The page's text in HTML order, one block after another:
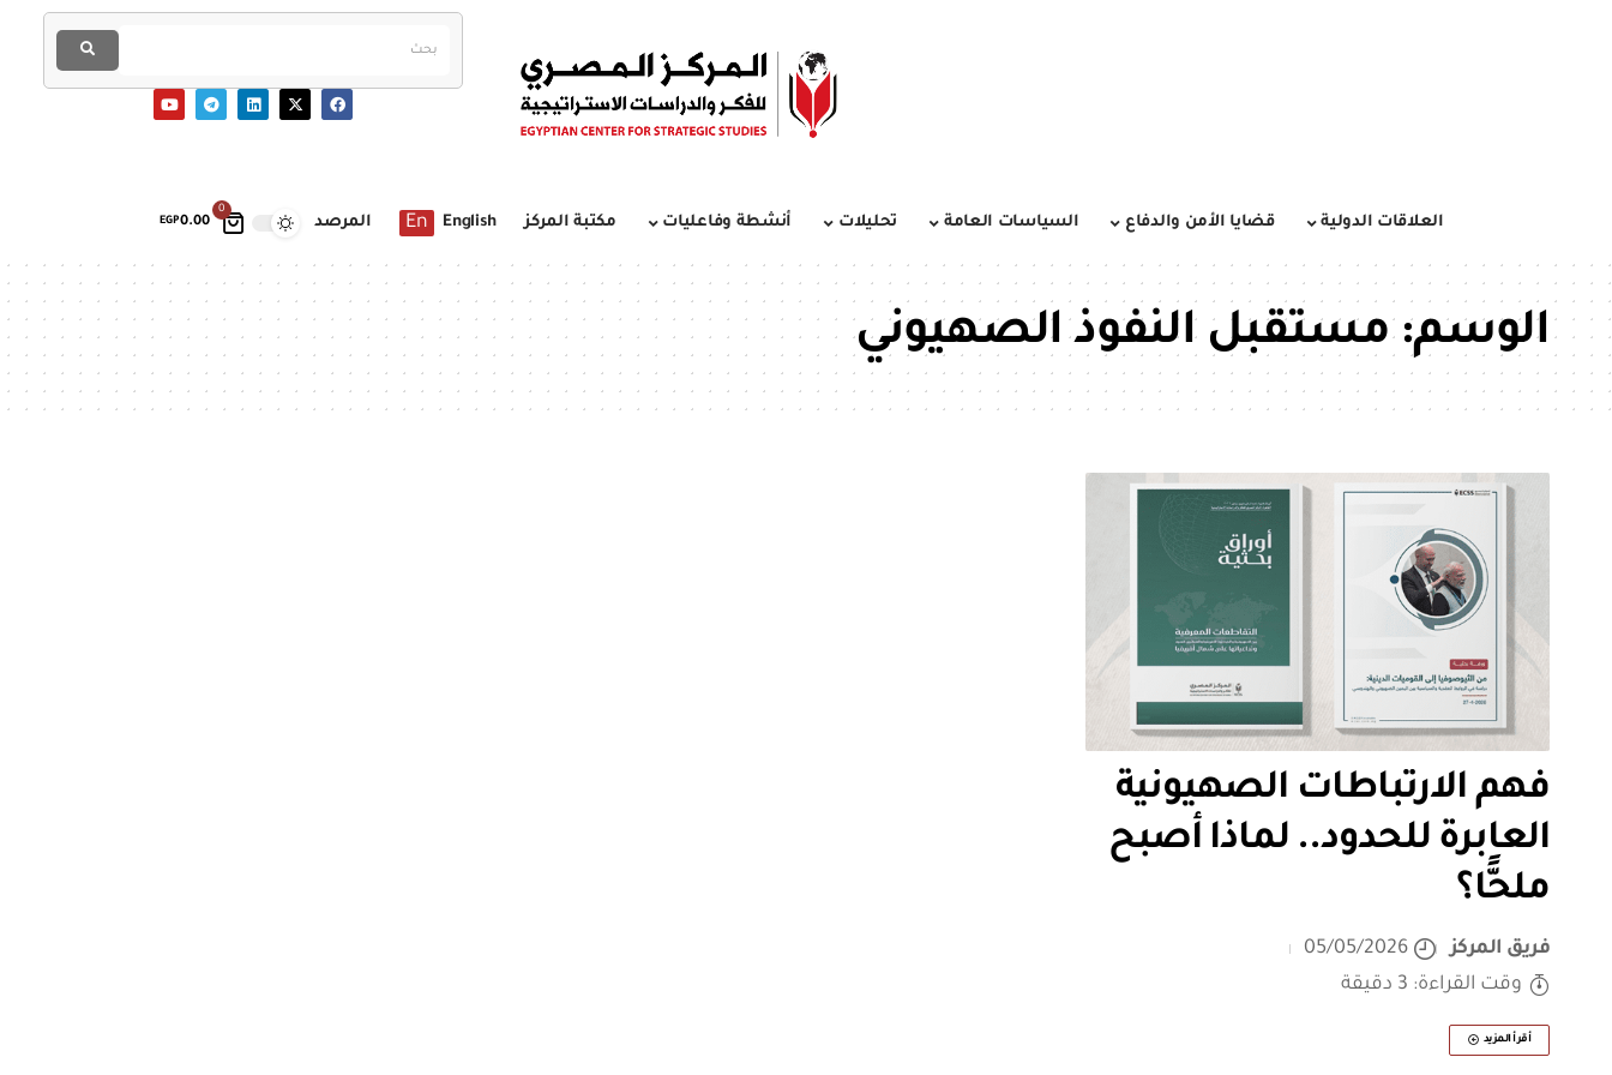
0
EGP0.00 العلاقات الدولية قضايا الأمن والدفاع السياسات العامة تحليلات أنشطة وفاعليات مكتبة المركز English
En المرصد
الوسم:مستقبل النفوذ الصهيوني
فهم الارتباطات الصهيونية
العابرة للحدود.. لماذا أصبح
ملحًّا؟
فريق المركز
05/05/2026
وقت القراءة: 3 دقيقة
أقرأ المزيد